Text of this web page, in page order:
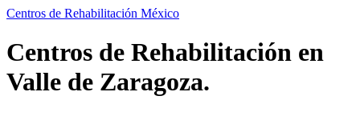
Centros de Rehabilitación México
Centros de Rehabilitación en
Valle de Zaragoza.